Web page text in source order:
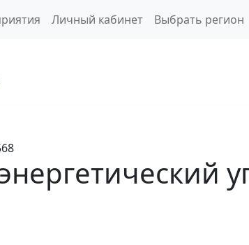
Личный кабинет Выбрать регион